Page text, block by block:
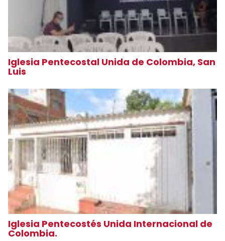
Iglesia Pentecostal Unida de Colombia, San
Luis
Iglesia Pentecostés Unida Internacional de
Colombia.